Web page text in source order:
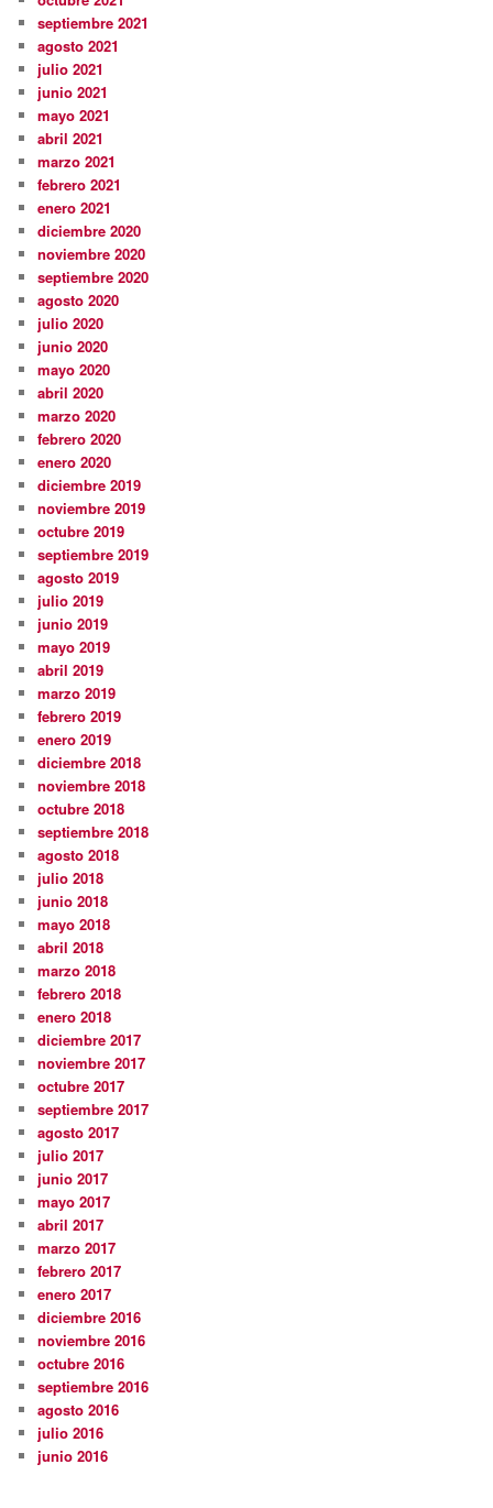
septiembre 2021
agosto 2021
julio 2021
junio 2021
mayo 2021
abril 2021
marzo 2021
febrero 2021
enero 2021
diciembre 2020
noviembre 2020
septiembre 2020
agosto 2020
julio 2020
junio 2020
mayo 2020
abril 2020
marzo 2020
febrero 2020
enero 2020
diciembre 2019
noviembre 2019
octubre 2019
septiembre 2019
agosto 2019
julio 2019
junio 2019
mayo 2019
abril 2019
marzo 2019
febrero 2019
enero 2019
diciembre 2018
noviembre 2018
octubre 2018
septiembre 2018
agosto 2018
julio 2018
junio 2018
mayo 2018
abril 2018
marzo 2018
febrero 2018
enero 2018
diciembre 2017
noviembre 2017
octubre 2017
septiembre 2017
agosto 2017
julio 2017
junio 2017
mayo 2017
abril 2017
marzo 2017
febrero 2017
enero 2017
diciembre 2016
noviembre 2016
octubre 2016
septiembre 2016
agosto 2016
julio 2016
junio 2016